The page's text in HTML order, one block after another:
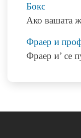
Бокс
Ако вашата
Фраер и
Фраер и’ се